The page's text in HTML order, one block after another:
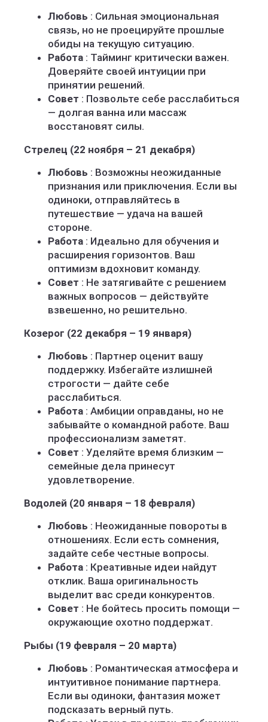
Любовь : Сильная эмоциональная
связь, но не проецируйте прошлые
обиды на текущую ситуацию.
Работа : Тайминг критически важен.
Доверяйте своей интуиции при
принятии решений.
Совет : Позвольте себе расслабиться
— долгая ванна или массаж
восстановят силы.
Стрелец (22 ноября – 21 декабря)
Любовь : Возможны неожиданные
признания или приключения. Если вы
одиноки, отправляйтесь в
путешествие — удача на вашей
стороне.
Работа : Идеально для обучения и
расширения горизонтов. Ваш
оптимизм вдохновит команду.
Совет : Не затягивайте с решением
важных вопросов — действуйте
взвешенно, но решительно.
Козерог (22 декабря – 19 января)
Любовь : Партнер оценит вашу
поддержку. Избегайте излишней
строгости — дайте себе
расслабиться.
Работа : Амбиции оправданы, но не
забывайте о командной работе. Ваш
профессионализм заметят.
Совет : Уделяйте время близким —
семейные дела принесут
удовлетворение.
Водолей (20 января – 18 февраля)
Любовь : Неожиданные повороты в
отношениях. Если есть сомнения,
задайте себе честные вопросы.
Работа : Креативные идеи найдут
отклик. Ваша оригинальность
выделит вас среди конкурентов.
Совет : Не бойтесь просить помощи —
окружающие охотно поддержат.
Рыбы (19 февраля – 20 марта)
Любовь : Романтическая атмосфера и
интуитивное понимание партнера.
Если вы одиноки, фантазия может
подсказать верный путь.